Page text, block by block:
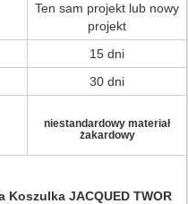
Ten sam projekt lub nowy
projekt
15 dni
30 dni
niestandardowy materiał
żakardowy
JACQUED TWOR